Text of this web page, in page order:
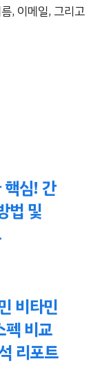
, 이메일, 그리고
핵심! 간
법 및
비타민
비교
리포트